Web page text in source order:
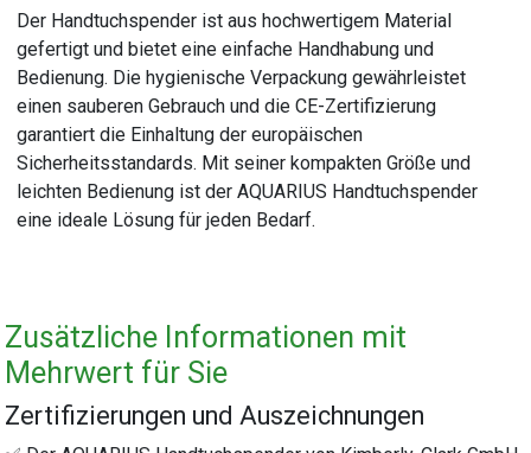
Der Handtuchspender ist aus hochwertigem Material
gefertigt und bietet eine einfache Handhabung und
Bedienung. Die hygienische Verpackung gewährleistet
einen sauberen Gebrauch und die CE-Zertifizierung
garantiert die Einhaltung der europäischen
Sicherheitsstandards. Mit seiner kompakten Größe und
leichten Bedienung ist der AQUARIUS Handtuchspender
eine ideale Lösung für jeden Bedarf.
Zusätzliche Informationen mit
Mehrwert für Sie
Zertifizierungen und Auszeichnungen